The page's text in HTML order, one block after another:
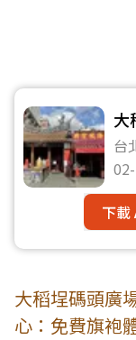
大
台
下載
大稻埕碼頭廣
心：免費旗袍